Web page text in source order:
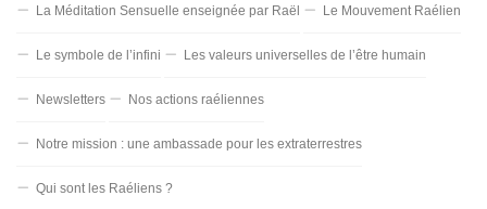
La Méditation Sensuelle enseignée par Raël Le Mouvement Raélien
Le symbole de l’infini Les valeurs universelles de l’être humain
Newsletters Nos actions raéliennes
Notre mission : une ambassade pour les extraterrestres
Qui sont les Raéliens ?